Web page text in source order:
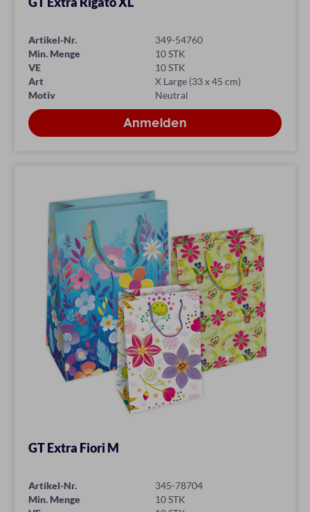
Artikel-Nr.
349-54760
Min. Menge
10 STK
VE
10 STK
Art
X Large (33 x 45 cm)
Motiv
Neutral
GT Extra Fiori M
Artikel-Nr.
345-78704
Min. Menge
10 STK